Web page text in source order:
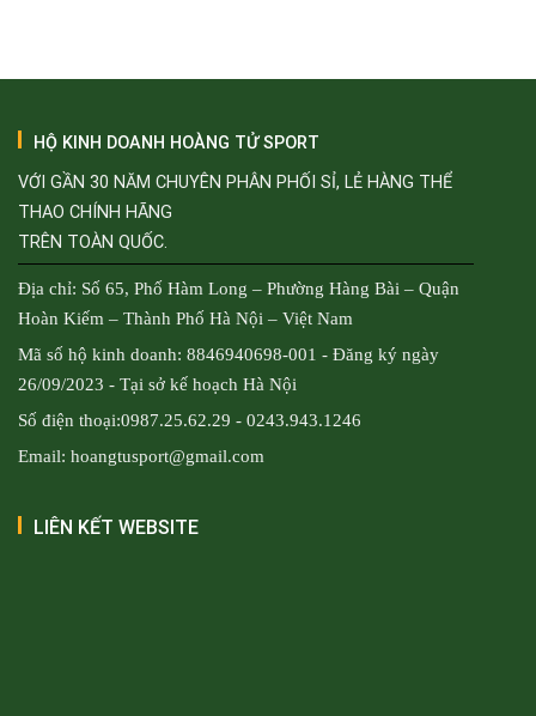
HỘ KINH DOANH HOÀNG TỬ SPORT
VỚI GẦN 30 NĂM CHUYÊN PHÂN PHỐI SỈ, LẺ HÀNG THỂ
THAO CHÍNH HÃNG
TRÊN TOÀN QUỐC.
Địa chỉ: Số 65, Phố Hàm Long – Phường Hàng Bài – Quận
Hoàn Kiếm – Thành Phố Hà Nội – Việt Nam
Mã số hộ kinh doanh: 8846940698-001 - Đăng ký ngày
26/09/2023 - Tại sở kế hoạch Hà Nội
Số điện thoại:0987.25.62.29 - 0243.943.1246
Email: hoangtusport@gmail.com
LIÊN KẾT WEBSITE